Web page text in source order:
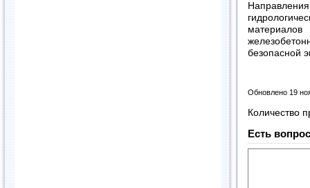
безопасной
Обновлено 19
Количество
Есть